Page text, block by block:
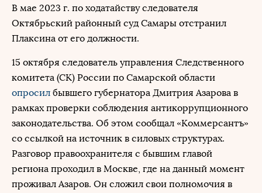
В мае 2023 г. по ходатайству следователя
Октябрьский районный суд Самары отстранил
Плаксина от его должности.
15 октября следователь управления Следственного
комитета (СК) России по Самарской области
опросил бывшего губернатора Дмитрия Азарова в
рамках проверки соблюдения антикоррупционного
законодательства. Об этом сообщал «Коммерсантъ»
со ссылкой на источник в силовых структурах.
Разговор правоохранителя с бывшим главой
региона проходил в Москве, где на данный момент
проживал Азаров. Он сложил свои полномочия в